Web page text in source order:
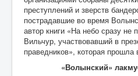
преступлений и зверств
пострадавшие во время
автор книги «На небо сразу не
Вильчур, участвовавший в
праведников», которая
«Волынский»